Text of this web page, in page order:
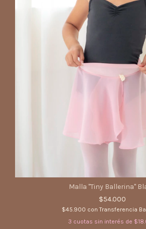
Malla "Tiny Ballerina"
$54.000
$45.900 con Transferencia
3 cuotas sin interés de